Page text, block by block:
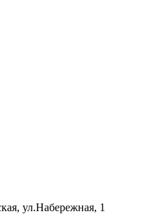
ул.Набережная, 1